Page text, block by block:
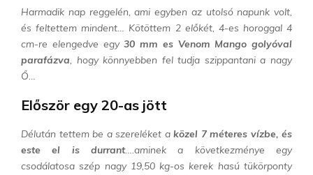
Harmadik nap reggelén, ami egyben az utolsó napunk volt,
és feltettem mindent… Kötöttem 2 előkét, 4-es horoggal 4
cm-re elengedve egy30 mm es Venom Mango golyóval
parafázva, hogy könnyebben fel tudja szippantani a nagy
Ő…
Először egy 20-as jött
Délután tettem be a szereléket a közel 7 méteres vízbe, és
este el is durrant….aminek a következménye egy
csodálatosa szép nagy 19,50 kg-os kerek hasú tükörponty